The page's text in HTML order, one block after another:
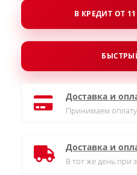
В КРЕДИТ ОТ
Доставка и
Принимаем
Доставка и
В тот же день при